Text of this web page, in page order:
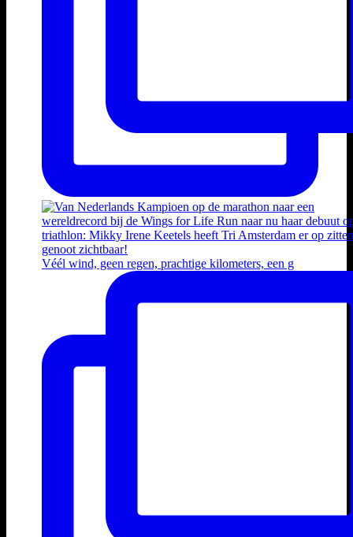
Véél wind, geen regen, prachtige kilometers, een g